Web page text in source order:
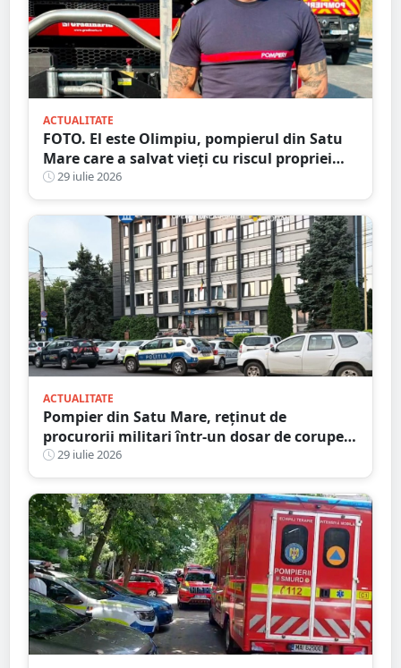
ACTUALITATE
FOTO. El este Olimpiu, pompierul din Satu
Mare care a salvat vieți cu riscul propriei
vieți29 iulie 2026
ACTUALITATE
Pompier din Satu Mare, reținut de
procurorii militari într-un dosar de corupere
sexuală a minorilor. Este și antrenor la un
club sportiv
29 iulie 2026